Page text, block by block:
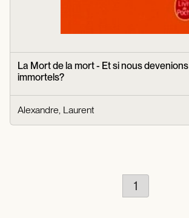
La Mort de la mort - Et si nous devenions
immortels?
Alexandre, Laurent
1